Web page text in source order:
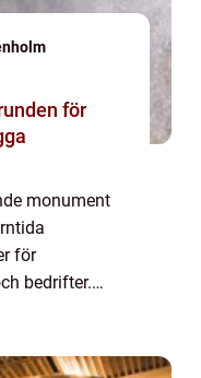
monument
för
bedrifter.